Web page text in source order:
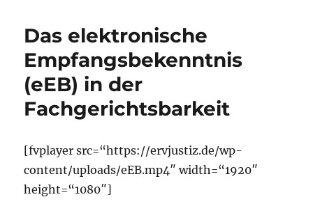
Das elektronische
Empfangsbekenntnis
(eEB) in der
Fachgerichtsbarkeit
[fvplayer src=“https://ervjustiz.de/wp-
content/uploads/eEB.mp4″ width=“1920″
height=“1080″]